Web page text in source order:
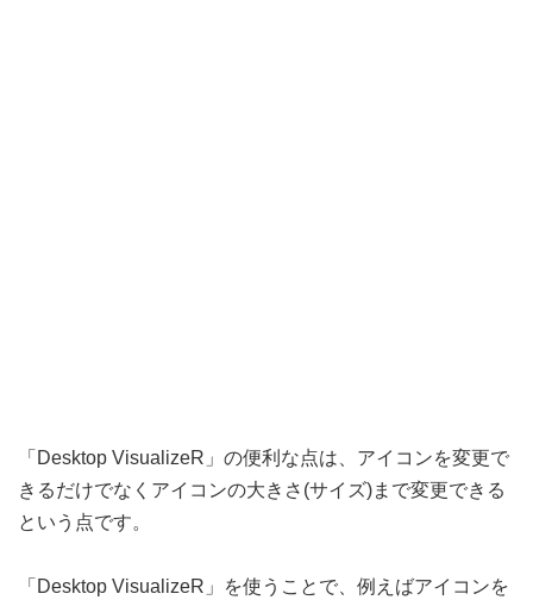
「Desktop VisualizeR」の便利な点は、アイコンを変更で
きるだけでなくアイコンの大きさ(サイズ)まで変更できる
という点です。
「Desktop VisualizeR」を使うことで、例えばアイコンを